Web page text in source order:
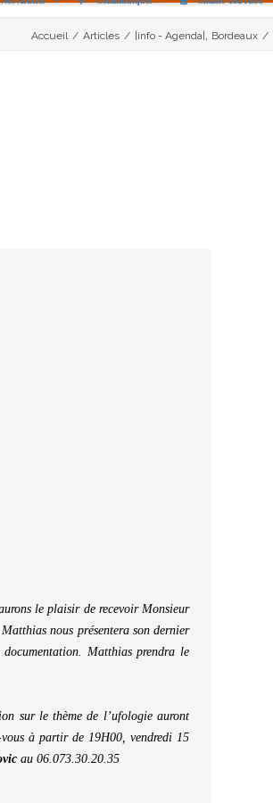
Accueil / Articles / |info - Agenda| Bordeaux /
le plaisir de recevoir Monsieur
nous présentera son dernier
Matthias prendra le
sur le thème de l’ufologie auront
à partir de 19H00, vendredi 15
au 06.073.30.20.35